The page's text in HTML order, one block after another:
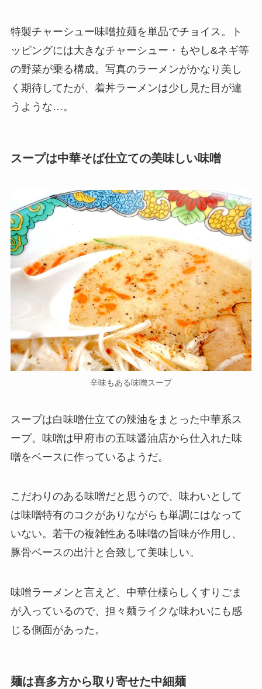
特製チャーシュー味噌拉麺を単品でチョイス。ト
ッピングには大きなチャーシュー・もやし&ネギ等
の野菜が乗る構成。写真のラーメンがかなり美し
く期待してたが、着丼ラーメンは少し見た目が違
うような…。
スープは中華そば仕立ての美味しい味噌
辛味もある味噌スープ
スープは白味噌仕立ての辣油をまとった中華系ス
ープ。味噌は甲府市の五味醤油店から仕入れた味
噌をベースに作っているようだ。
こだわりのある味噌だと思うので、味わいとして
は味噌特有のコクがありながらも単調にはなって
いない。若干の複雑性ある味噌の旨味が作用し、
豚骨ベースの出汁と合致して美味しい。
味噌ラーメンと言えど、中華仕様らしくすりごま
が入っているので、担々麺ライクな味わいにも感
じる側面があった。
麺は喜多方から取り寄せた中細麺